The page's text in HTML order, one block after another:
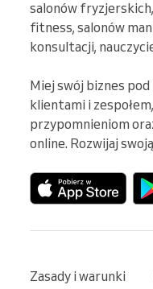
salonów
fitness, salonów
konsultacji,
Miej swój biznes
klientami i
przypomnieniom
online. Rozwijaj
Zasady i warunki